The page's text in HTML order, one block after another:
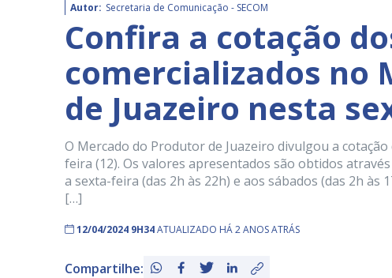
Autor: Secretaria de Comunicação - SECOM
Confira a cotação
comercializados no
de Juazeiro nesta
O Mercado do Produtor de Juazeiro divulgou a
feira (12). Os valores apresentados são obtidos
a sexta-feira (das 2h às 22h) e aos sábados (das 2h
[…]
12/04/2024 9H34ATUALIZADO HÁ 2 ANOS ATRÁS
Compartilhe: